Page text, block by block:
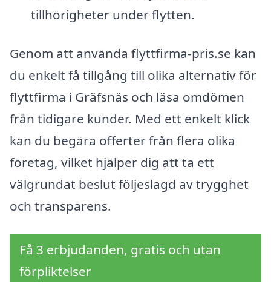
tillhörigheter under flytten.
Genom att använda flyttfirma-pris.se kan
du enkelt få tillgång till olika alternativ för
flyttfirma i Gräfsnäs och läsa omdömen
från tidigare kunder. Med ett enkelt klick
kan du begära offerter från flera olika
företag, vilket hjälper dig att ta ett
välgrundat beslut följeslagd av trygghet
och transparens.
Få 3 erbjudanden, gratis och utan
förpliktelser